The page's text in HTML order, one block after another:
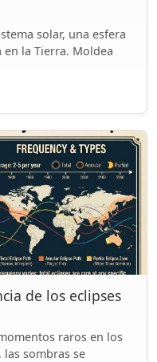
solar, una esfera
la Tierra. Moldea
de los eclipses
raros en los
sombras se